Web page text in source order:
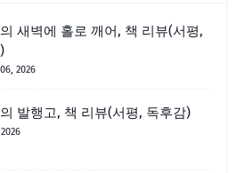
새벽에 홀로 깨어, 책 리뷰(서평,
2026
발행고, 책 리뷰(서평, 독후감)